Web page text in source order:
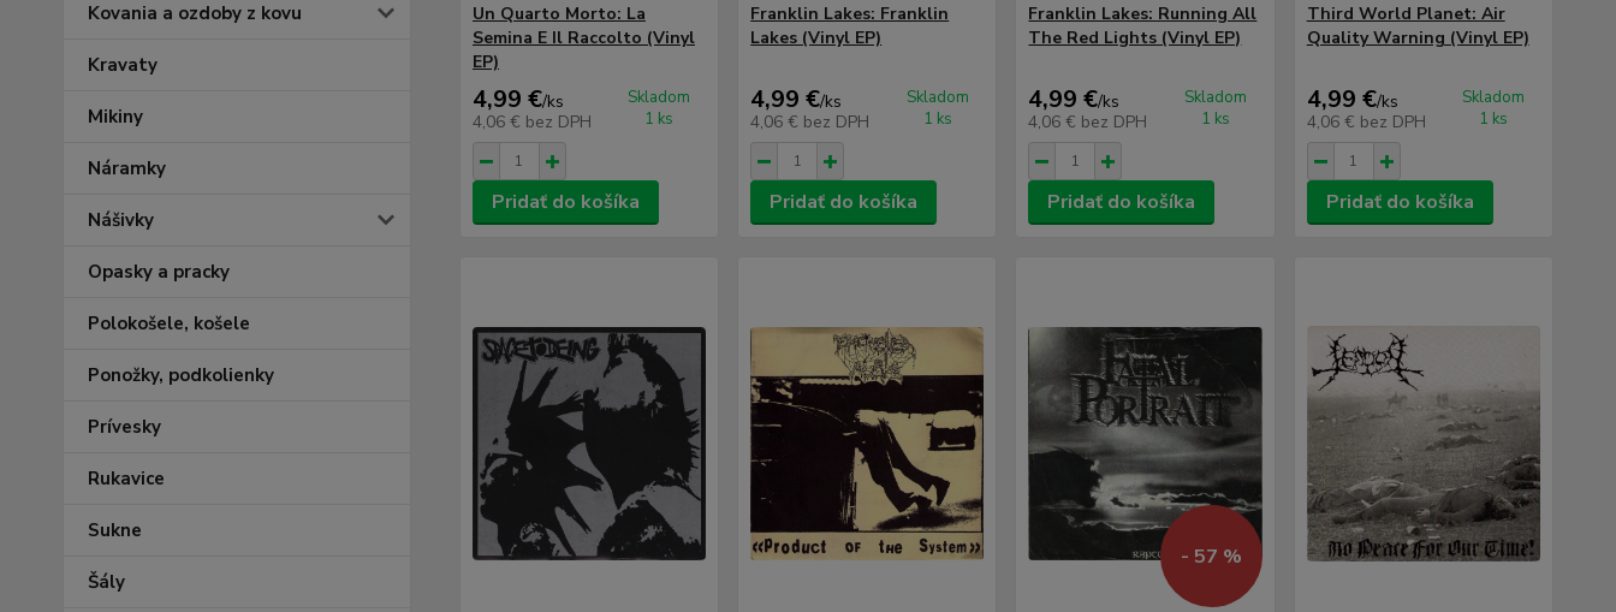
Kovania a ozdoby z kovu
Kravaty
Mikiny
Náramky
Nášivky
Opasky a pracky
Polokošele, košele
Ponožky, podkolienky
Prívesky
Rukavice
Sukne
Šály
Un Quarto Morto: La
Semina E Il Raccolto (Vinyl
EP)
4,99 €/ks
4,06 € bez DPH
Skladom
1 ks
Pridať do košíka
Franklin Lakes: Franklin
Lakes (Vinyl EP)
4,99 €/ks
4,06 € bez DPH
Skladom
1 ks
Pridať do košíka
Franklin Lakes: Running All
The Red Lights (Vinyl EP)
4,99 €/ks
4,06 € bez DPH
Skladom
1 ks
Pridať do košíka
Third World Planet: Air
Quality Warning (Vinyl EP)
4,99 €/ks
4,06 € bez DPH
Skladom
1 ks
Pridať do košíka
- 57 %